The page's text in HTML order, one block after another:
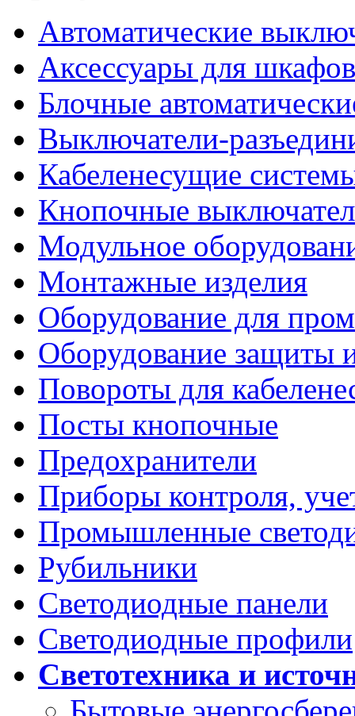
Автоматические
Аксессуары для
Блочные
Выключатели-
Кабеленесущие
Кнопочные
Модульное
Монтажные изделия
Оборудование для
Оборудование защиты
Повороты для
Посты кнопочные
Предохранители
Приборы контроля,
Промышленные
Рубильники
Светодиодные панели
Светодиодные профили
Светотехника и